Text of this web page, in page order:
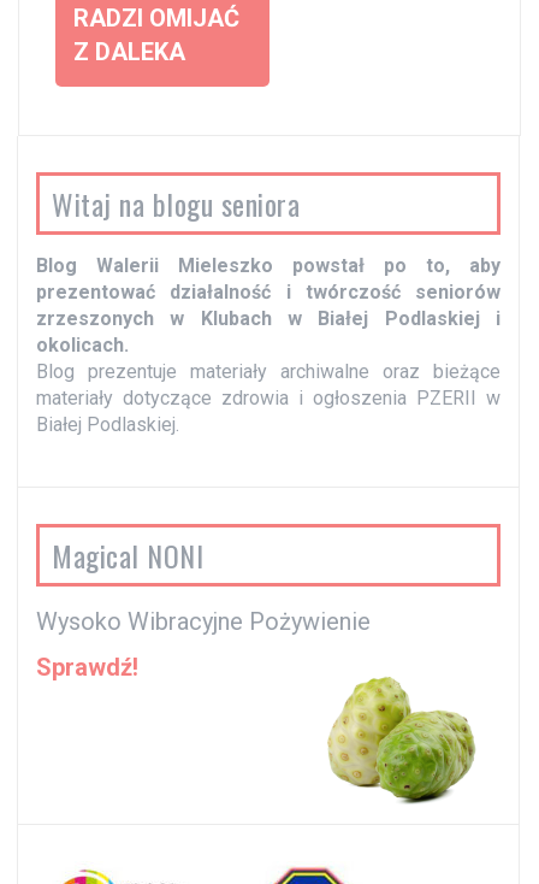
w
p
y
RADZI OMIJAĆ
Z DALEKA
Witaj na blogu seniora
Blog Walerii Mieleszko powstał po to, aby
prezentować działalność i twórczość seniorów
zrzeszonych w Klubach w Białej Podlaskiej i
okolicach.
Blog prezentuje materiały archiwalne oraz bieżące
materiały dotyczące zdrowia i ogłoszenia PZERII w
Białej Podlaskiej.
Magical NONI
Wysoko Wibracyjne Pożywienie
Sprawdź!